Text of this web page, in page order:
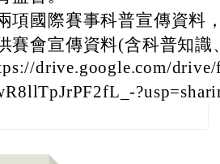
項國際賽事科普宣傳資料
賽會宣傳資料(含科普知
drive.google.com/